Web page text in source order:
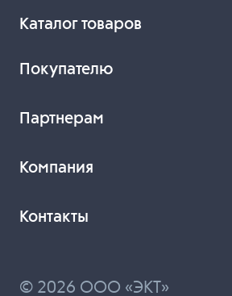
Каталог товаров
Покупателю
Партнерам
Компания
Контакты
© 2026 ООО «ЭКТ»